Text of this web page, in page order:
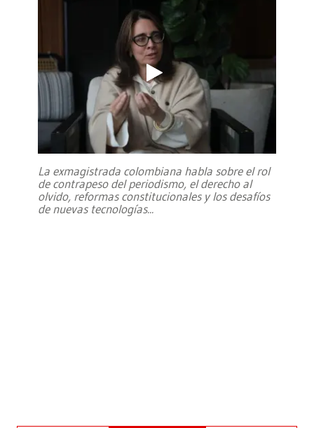
La exmagistrada colombiana habla sobre el rol
de contrapeso del periodismo, el derecho al
olvido, reformas constitucionales y los desafíos
de nuevas tecnologías...